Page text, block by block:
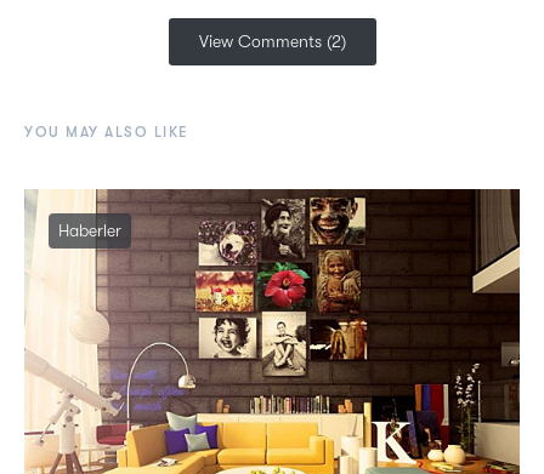
View Comments (2)
YOU MAY ALSO LIKE
Haberler